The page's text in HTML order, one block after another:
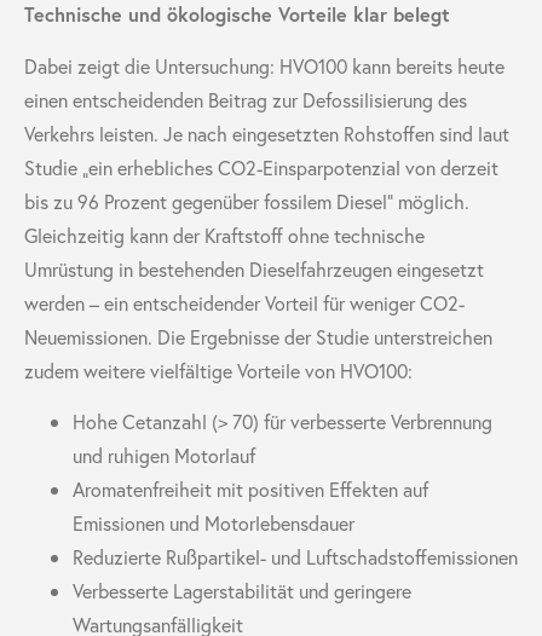
Technische und ökologische Vorteile klar belegt
Dabei zeigt die Untersuchung: HVO100 kann bereits heute
einen entscheidenden Beitrag zur Defossilisierung des
Verkehrs leisten. Je nach eingesetzten Rohstoffen sind laut
Studie „ein erhebliches CO2-Einsparpotenzial von derzeit
bis zu 96 Prozentgegenüber fossilem Diesel“ möglich.
Gleichzeitig kann der Kraftstoff ohne technische
Umrüstung in bestehenden Dieselfahrzeugen eingesetzt
werden – ein entscheidender Vorteil für weniger CO2-
Neuemissionen. Die Ergebnisse der Studie unterstreichen
zudem weitere vielfältige Vorteile von HVO100:
Hohe Cetanzahl (> 70) für verbesserte Verbrennung
und ruhigen Motorlauf
Aromatenfreiheit mit positiven Effekten auf
Emissionen und Motorlebensdauer
Reduzierte Rußpartikel- und Luftschadstoffemissionen
Verbesserte Lagerstabilität und geringere
Wartungsanfälligkeit